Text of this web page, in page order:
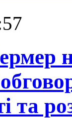
та